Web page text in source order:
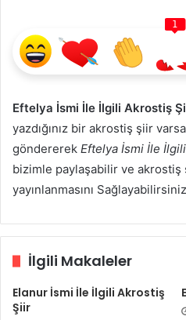
1
Eftelya İsmi İle İlgili Akrostiş
yazdığınız bir akrostiş şiir
göndererek Eftelya İsmi İle
bizimle paylaşabilir ve
yayınlanmasını
İlgili Makaleler
Elanur İsmi İle İlgili Akrostiş
Şiir